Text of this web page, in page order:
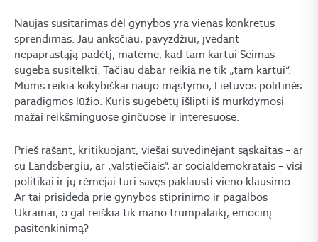
Naujas susitarimas dėl gynybos yra vienas konkretus
sprendimas. Jau anksčiau, pavyzdžiui, įvedant
nepaprastąją padėtį, matėme, kad tam kartui Seimas
sugeba susitelkti. Tačiau dabar reikia ne tik „tam kartui“.
Mums reikia kokybiškai naujo mąstymo, Lietuvos politinės
paradigmos lūžio. Kuris sugebėtų išlipti iš murkdymosi
mažai reikšminguose ginčuose ir interesuose.
Prieš rašant, kritikuojant, viešai suvedinėjant sąskaitas – ar
su Landsbergiu, ar „valstiečiais“, ar socialdemokratais – visi
politikai ir jų rėmėjai turi savęs paklausti vieno klausimo.
Ar tai prisideda prie gynybos stiprinimo ir pagalbos
Ukrainai, o gal reiškia tik mano trumpalaikį, emocinį
pasitenkinimą?